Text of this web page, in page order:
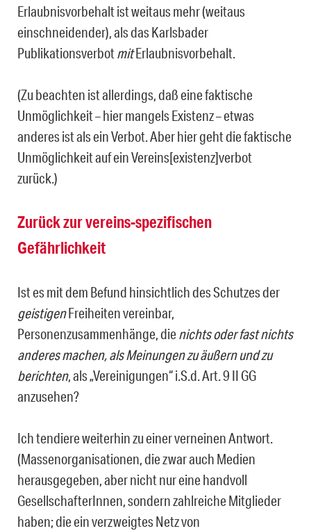
Erlaubnisvorbehalt ist weitaus mehr (weitaus
einschneidender), als das Karlsbader
PublikationsverbotmitErlaubnisvorbehalt.
(Zu beachten ist allerdings, daß eine faktische
Unmöglichkeit – hier mangels Existenz – etwas
anderes ist als ein Verbot. Aber hier geht die faktische
Unmöglichkeit auf ein Vereins[existenz]verbot
zurück.)
Zurück zur vereins-spezifischen
Gefährlichkeit
Ist es mit dem Befund hinsichtlich des Schutzes der
geistigenFreiheiten vereinbar,
Personenzusammenhänge, dienichts oder fast nichts
anderes machen, als Meinungen zu äußern und zu
berichten, als „Vereinigungen“ i.S.d. Art. 9 II GG
anzusehen?
Ich tendiere weiterhin zu einer verneinen Antwort.
(Massenorganisationen, die zwar auch Medien
herausgegeben, aber nicht nur eine handvoll
GesellschafterInnen, sondern zahlreiche Mitglieder
haben; die ein verzweigtes Netz von